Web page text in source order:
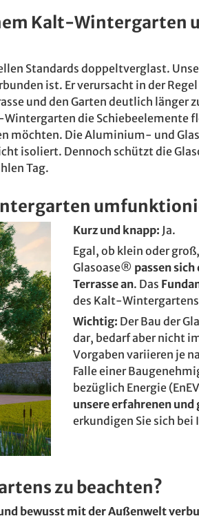
Kalt-Wintergarten
Standards doppeltverglast.
ist. Er verursacht in der Regel
und den Garten deutlich länger
die Schiebeelemente
möchten. Die Aluminium- und
isoliert. Dennoch schützt die
Tag.
Kurz und knapp: Ja.
Egal, ob klein oder
Glasoase® passen
Terrasse an. Das
des Kalt-Wintergartens
Wichtig: Der Bau der
dar, bedarf aber nicht
Vorgaben variieren je
Falle einer
bezüglich Energie
unsere erfahrenen und
erkundigen Sie sich
zu beachten?
bewusst mit der Außenwelt